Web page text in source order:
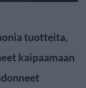
tuotteita,
kaipaamaan